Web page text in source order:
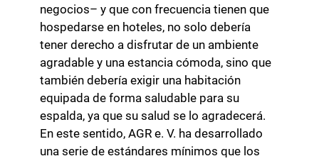
negocios– y que con frecuencia tienen que
hospedarse en hoteles, no solo debería
tener derecho a disfrutar de un ambiente
agradable y una estancia cómoda, sino que
también debería exigir una habitación
equipada de forma saludable para su
espalda, ya que su salud se lo agradecerá.
En este sentido, AGR e. V. ha desarrollado
una serie de estándares mínimos que los